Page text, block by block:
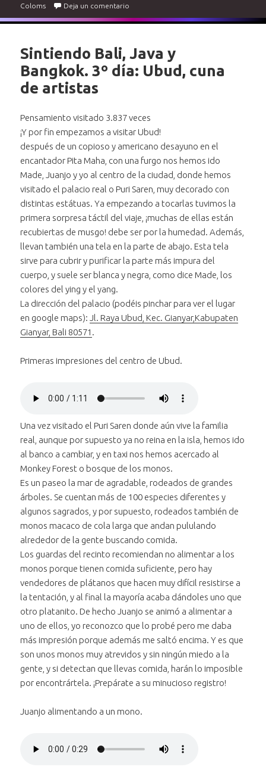
Coloms Deja un comentario
Sintiendo Bali, Java y
Bangkok. 3º día: Ubud, cuna
de artistas
Pensamiento visitado 3.837 veces
¡Y por fin empezamos a visitar Ubud!
después de un copioso y americano desayuno en el
encantador Pita Maha, con una furgo nos hemos ido
Made, Juanjo y yo al centro de la ciudad, donde hemos
visitado el palacio real o Puri Saren, muy decorado con
distintas estátuas. Ya empezando a tocarlas tuvimos la
primera sorpresa táctil del viaje, ¡muchas de ellas están
recubiertas de musgo! debe ser por la humedad. Además,
llevan también una tela en la parte de abajo. Esta tela
sirve para cubrir y purificar la parte más impura del
cuerpo, y suele ser blanca y negra, como dice Made, los
colores del ying y el yang.
La dirección del palacio (podéis pinchar para ver el lugar
en google maps):Jl. Raya Ubud, Kec. Gianyar,Kabupaten
Gianyar, Bali 80571 .
Primeras impresiones del centro de Ubud.
"Primeras
Ubud"
Bajar volumen
al audio
impresiones
de Ubud"
"Primeras
impresiones
de Ubud"
Silenciarel audio "Primeras
impresiones de
Ubud"
Avanzar treinta segundosen el audio
"Primeras
impresiones
de Ubud"
Retroceder treinta segundos en el audio
"Primeras
impresiones
de Ubud"
Posición:
0 segundos
Duración:
1 minuto y 11 segundos
Una vez visitado el Puri Saren donde aún vive la familia
real, aunque por supuesto ya no reina en la isla, hemos ido
al banco a cambiar, y en taxi nos hemos acercado al
Monkey Forest o bosque de los monos.
Es un paseo la mar de agradable, rodeados de grandes
árboles. Se cuentan más de 100 especies diferentes y
algunos sagrados, y por supuesto, rodeados también de
monos macaco de cola larga que andan pululando
alrededor de la gente buscando comida.
Los guardas del recinto recomiendan no alimentar a los
monos porque tienen comida suficiente, pero hay
vendedores de plátanos que hacen muy difícil resistirse a
la tentación, y al final la mayoría acaba dándoles uno que
otro platanito. De hecho Juanjo se animó a alimentar a
uno de ellos, yo reconozco que lo probé pero me daba
más impresión porque además me saltó encima. Y es que
son unos monos muy atrevidos y sin ningún miedo a la
gente, y si detectan que llevas comida, harán lo imposible
por encontrártela. ¡Prepárate a su minucioso registro!
Juanjo alimentando a un mono.
alimentando a un
Bajar volumen al audio